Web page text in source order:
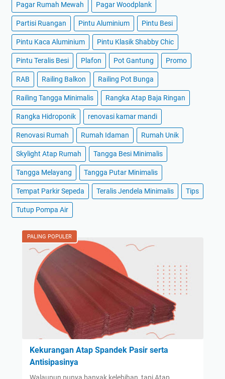
Pagar Rumah Mewah Pagar Woodplank
Partisi Ruangan Pintu Aluminium Pintu Besi
Pintu Kaca Aluminium Pintu Klasik Shabby Chic
Pintu Teralis Besi Plafon Pot Gantung Promo
RAB Railing Balkon Railing Pot Bunga
Railing Tangga Minimalis Rangka Atap Baja Ringan
Rangka Hidroponik renovasi kamar mandi
Renovasi Rumah Rumah Idaman Rumah Unik
Skylight Atap Rumah Tangga Besi Minimalis
Tangga Melayang Tangga Putar Minimalis
Tempat Parkir Sepeda Teralis Jendela Minimalis Tips
Tutup Pompa Air
PALING POPULER
Kekurangan Atap Spandek Pasir serta
Antisipasinya